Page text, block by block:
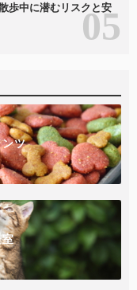
歩中に潜むリスクと安
ンツ
室